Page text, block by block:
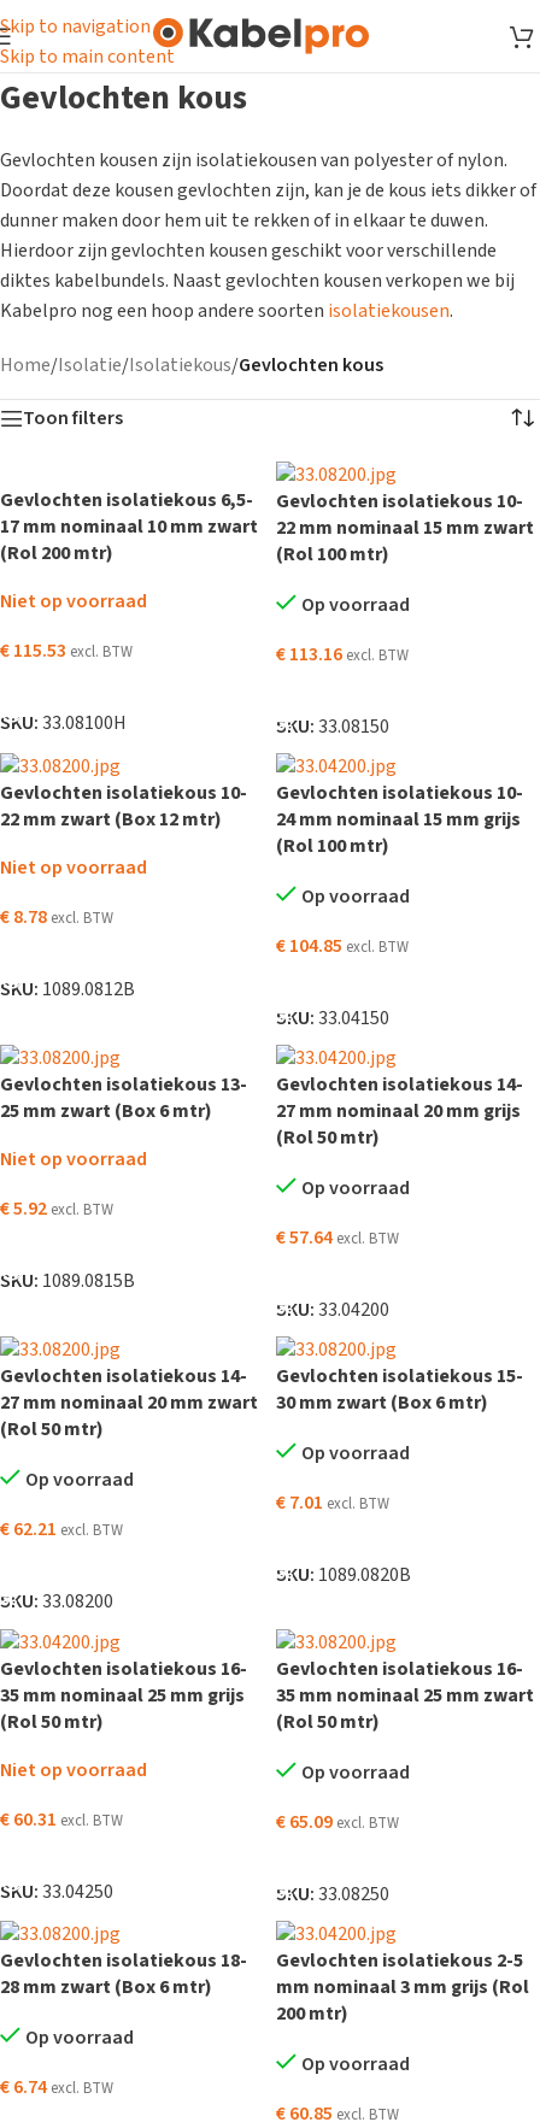
Skip to navigation
Skip to main content
Gevlochten kous
Gevlochten kousen zijn isolatiekousen van polyester of nylon.
Doordat deze kousen gevlochten zijn, kan je de kous iets dikker of
dunner maken door hem uit te rekken of in elkaar te duwen.
Hierdoor zijn gevlochten kousen geschikt voor verschillende
diktes kabelbundels. Naast gevlochten kousen verkopen we bij
Kabelpro nog een hoop andere soorten isolatiekousen.
Home/Isolatie/Isolatiekous/Gevlochten kous
Toon filters
Gevlochten isolatiekous 6,5-
17 mm nominaal 10 mm zwart
(Rol 200 mtr)
Niet op voorraad
€115.53 excl. BTW
SKU:33.08100H
Gevlochten isolatiekous 10-
22 mm nominaal 15 mm zwart
(Rol 100 mtr)
Op voorraad
€113.16 excl. BTW
SKU:33.08150
Gevlochten isolatiekous 10-
22 mm zwart (Box 12 mtr)
Niet op voorraad
€8.78 excl. BTW
SKU: 1089.0812B
Gevlochten isolatiekous 10-
24 mm nominaal 15 mm grijs
(Rol 100 mtr)
Op voorraad
€104.85 excl. BTW
SKU:33.04150
Gevlochten isolatiekous 13-
25 mm zwart (Box 6 mtr)
Niet op voorraad
€5.92 excl. BTW
SKU: 1089.0815B
Gevlochten isolatiekous 14-
27 mm nominaal 20 mm grijs
(Rol 50 mtr)
Op voorraad
€57.64 excl. BTW
SKU:33.04200
Gevlochten isolatiekous 14-
27 mm nominaal 20 mm zwart
(Rol 50 mtr)
Op voorraad
€62.21 excl. BTW
SKU:33.08200
Gevlochten isolatiekous 15-
30 mm zwart (Box 6 mtr)
Op voorraad
€7.01 excl. BTW
SKU: 1089.0820B
Gevlochten isolatiekous 16-
35 mm nominaal 25 mm grijs
(Rol 50 mtr)
Niet op voorraad
€60.31 excl. BTW
SKU:33.04250
Gevlochten isolatiekous 16-
35 mm nominaal 25 mm zwart
(Rol 50 mtr)
Op voorraad
€65.09 excl. BTW
SKU:33.08250
Gevlochten isolatiekous 18-
28 mm zwart (Box 6 mtr)
Op voorraad
€6.74 excl. BTW
Gevlochten isolatiekous 2-5
mm nominaal 3 mm grijs (Rol
200 mtr)
Op voorraad
€60.85 excl. BTW